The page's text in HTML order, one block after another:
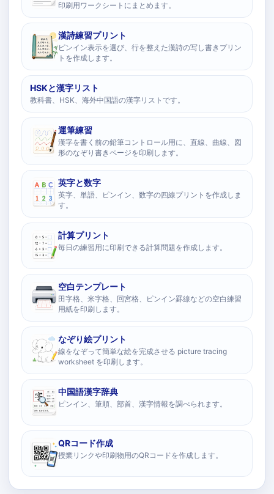
印刷用ワークシートにまとめます。
漢詩練習プリント
ピンイン表示を選び、行を整えた漢詩の写し書きプリン
トを作成します。
HSKと漢字リスト
教科書、HSK、海外中国語の漢字リストです。
運筆練習
漢字を書く前の鉛筆コントロール用に、直線、曲線、図
形のなぞり書きページを印刷します。
英字と数字
英字、単語、ピンイン、数字の四線プリントを作成しま
す。
計算プリント
毎日の練習用に印刷できる計算問題を作成します。
空白テンプレート
田字格、米字格、回宮格、ピンイン罫線などの空白練習
用紙を印刷します。
なぞり絵プリント
線をなぞって簡単な絵を完成させる picture tracing
worksheet を印刷します。
中国語漢字辞典
ピンイン、筆順、部首、漢字情報を調べられます。
QRコード作成
授業リンクや印刷物用のQRコードを作成します。